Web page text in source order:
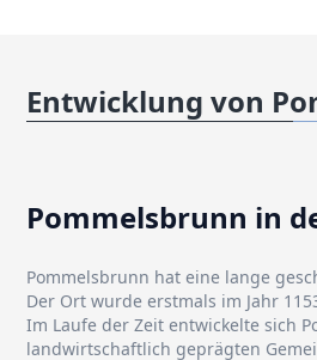
Entwicklung von
Pommelsbrunn in
Pommelsbrunn hat eine lange
Der Ort wurde erstmals im Jahr
Im Laufe der Zeit entwickelte sich
landwirtschaftlich geprägten